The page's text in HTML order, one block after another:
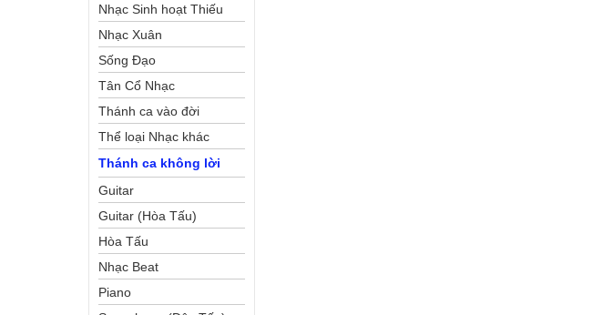
Thể Công Giáo
Nhạc Sinh hoạt Thiếu
Nhi
Nhạc Xuân
Sống Đạo
Tân Cổ Nhạc
Thánh ca vào đời
Thể loại Nhạc khác
Thánh ca không lời
Guitar
Guitar (Hòa Tấu)
Hòa Tấu
Nhạc Beat
Piano